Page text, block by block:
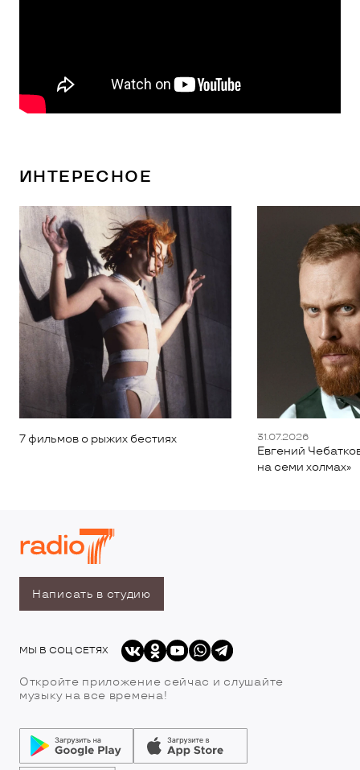
ИНТЕРЕСНОЕ
7 фильмов о рыжих бестиях 31.07.2026
Евгений
на семи холмах»
Написать в студию
МЫ В СОЦ СЕТЯХ
Откройте приложение сейчас и слушайте
музыку на все времена!